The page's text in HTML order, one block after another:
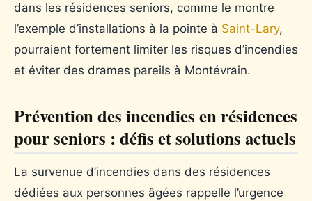
dans les résidences seniors, comme le montre
l’exemple d’installations à la pointe à Saint-Lary,
pourraient fortement limiter les risques d’incendies
et éviter des drames pareils à Montévrain.
Prévention des incendies en résidences
pour seniors : défis et solutions actuels
La survenue d’incendies dans des résidences
dédiées aux personnes âgées rappelle l’urgence